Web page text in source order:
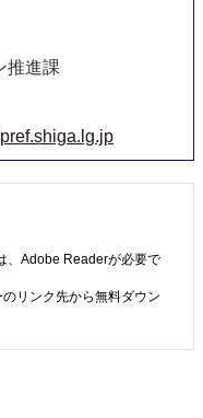
推進課
、Adobe Readerが必要で
リンク先から無料ダウン